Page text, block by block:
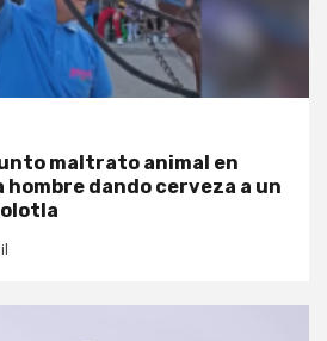
maltrato animal en
hombre dando cerveza a un